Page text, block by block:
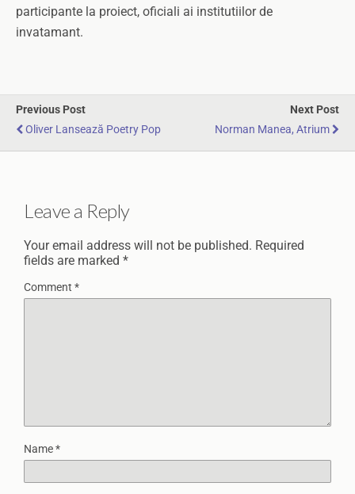
participante la proiect, oficiali ai institutiilor de
invatamant.
Previous Post
Oliver Lansează Poetry Pop
Next Post
Norman Manea, Atrium
Leave a Reply
Your email address will not be published. Required
fields are marked *
Comment *
Name*